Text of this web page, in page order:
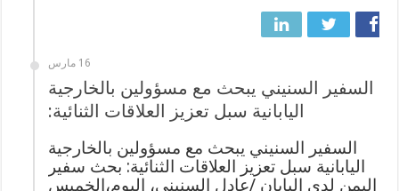
16 مارس
السفير السنيني يبحث مع مسؤولين بالخارجية
اليابانية سبل تعزيز العلاقات الثنائية:
السفير السنيني يبحث مع مسؤولين بالخارجية
اليابانية سبل تعزيز العلاقات الثنائية: بحث سفير
اليمن لدى اليابان /عادل السنيني، اليوم،الخميس